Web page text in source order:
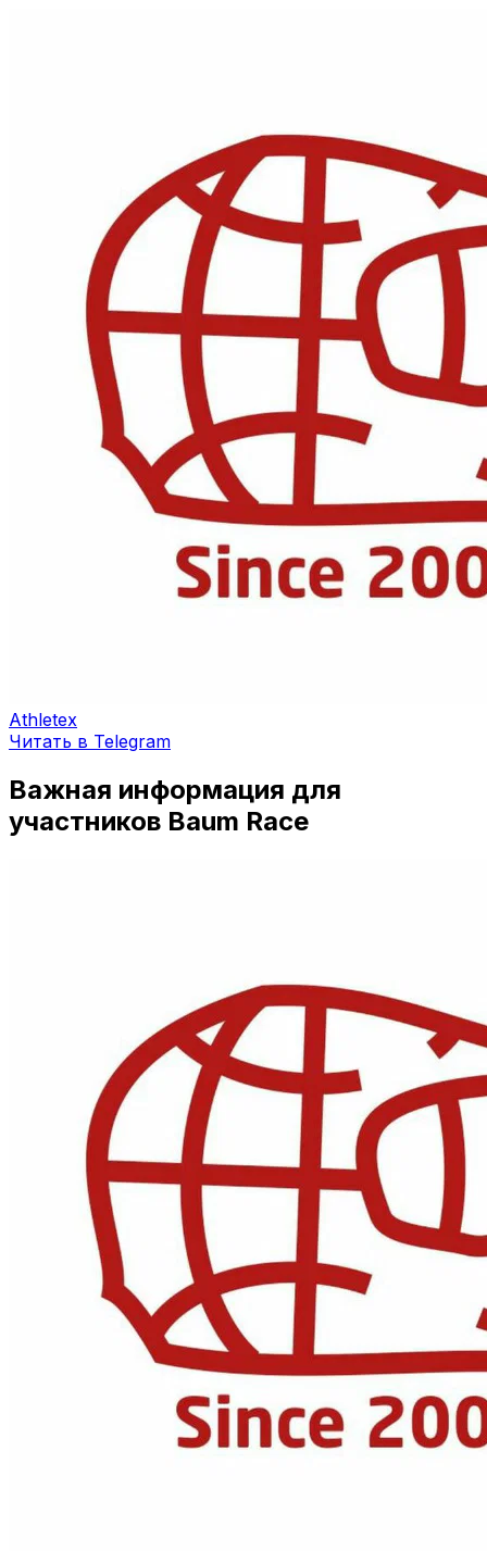
Athletex
Читать в Telegram
Важная информация для
участников Baum Race